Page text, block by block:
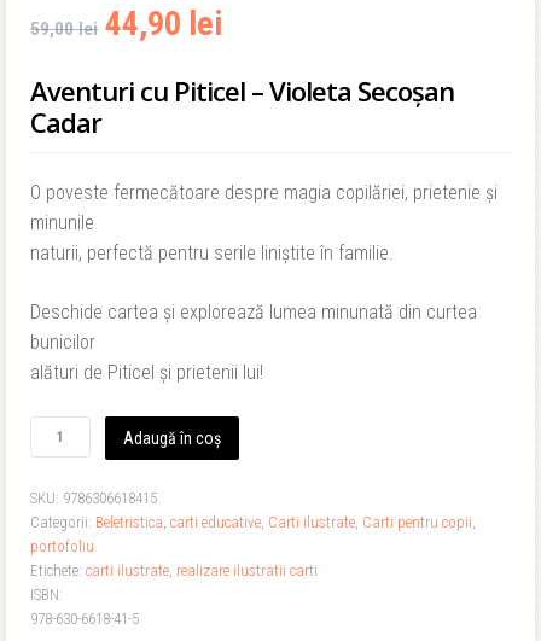
59,00lei Prețul
inițial
fost:
59,00 lei.
44,90 lei
curent
44,90 lei.
Aventuri cu Piticel – Violeta Secoşan
Cadar
O poveste fermecătoare despre magia copilăriei, prietenie și
minunile
naturii, perfectă pentru serile liniștite în familie.
Deschide cartea și explorează lumea minunată din curtea
bunicilor
alături de Piticel și prietenii lui!
Piticel
-
Violeta
Secoşan
Cadar
Adaugă în coș
SKU: 9786306618415
Categorii: Beletristica carti educative Carti ilustrate Carti pentru copii
portofoliu
Etichete: carti ilustrate realizare ilustratii carti
ISBN:
978-630-6618-41-5